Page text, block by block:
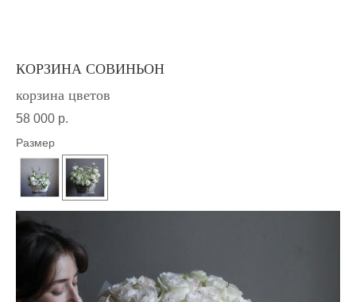
КОРЗИНА СОВИНЬОН
корзина цветов
58 000 р.
Размер